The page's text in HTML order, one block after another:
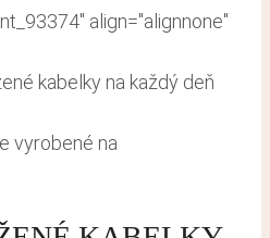
align="alignnone"
vyrobené na